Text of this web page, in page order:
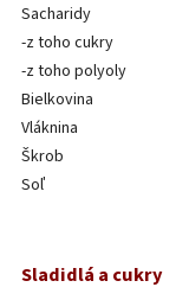
Sacharidy
-z toho cukry
-z toho polyoly
Bielkovina
Vláknina
Škrob
Soľ
Sladidlá a cukry